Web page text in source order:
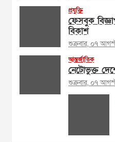
প্রযুক্তি
ফেসবুক
বিকাশ
শুক্রবার, ০৭
আন্তর্জাতিক
নেটোভুক্ত
শুক্রবার, ০৭